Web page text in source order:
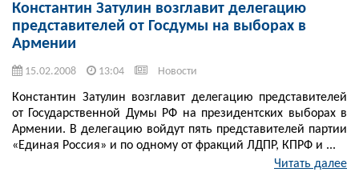
Константин Затулин возглавит делегацию
представителей от Госдумы на выборах в
Армении
15.02.2008 13:04 Новости
Константин Затулин возглавит делегацию представителей
от Государственной Думы РФ на президентских выборах в
Армении. В делегацию войдут пять представителей партии
«Единая Россия» и по одному от фракций ЛДПР, КПРФ и ...
Читать далее